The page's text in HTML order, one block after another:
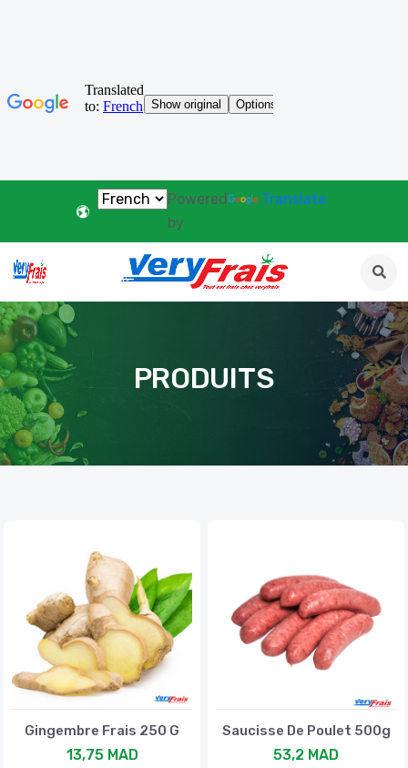
Powered
by
Translate
PRODUITS
Gingembre Frais 250 G
13,75 MAD
Saucisse De Poulet 500g
53,2 MAD